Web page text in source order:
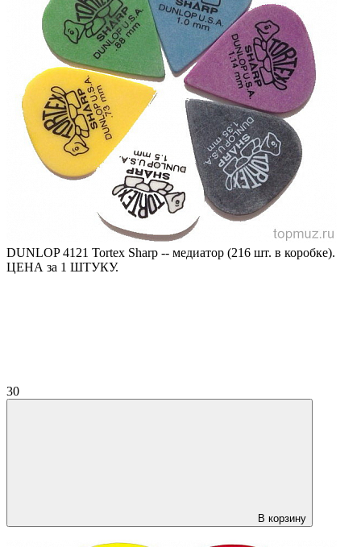
DUNLOP 4121 Tortex Sharp -- медиатор (216 шт. в коробке).
ЦЕНА за 1 ШТУКУ.
30
В корзину